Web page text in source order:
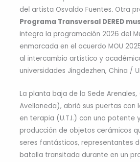
del artista Osvaldo Fuentes. Otra
Programa Transversal DERED
integra la programación 2026 del
enmarcada en el acuerdo MOU
al intercambio artístico y
universidades Jingdezhen, China /
La planta baja de la Sede Arenales,
Avellaneda), abrió sus puertas con
en terapia (U.T.I.) con una potente
producción de objetos cerámicos
seres fantásticos, representantes
batalla transitada durante en un